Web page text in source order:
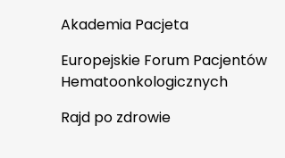
Akademia Pacjeta
Europejskie Forum Pacjentów
Hematoonkologicznych
Rajd po zdrowie